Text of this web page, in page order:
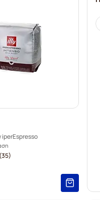
iperEspresso
(35)